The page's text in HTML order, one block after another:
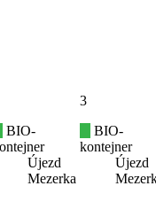
BIO-
Újezd
Mezerka
3
BIO-
kontejner
Újezd